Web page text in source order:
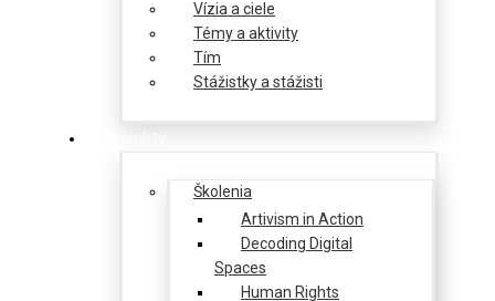
Vízia a ciele
Témy a aktivity
Tím
Stážistky a stážisti
Školenia
Artivism in Action
Decoding Digital
Spaces
Human Rights